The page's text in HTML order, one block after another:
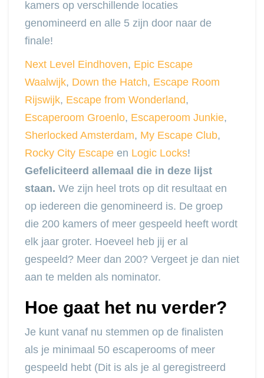
kamers op verschillende locaties
genomineerd en alle 5 zijn door naar de
finale!
Next Level Eindhoven, Epic Escape
Waalwijk, Down the Hatch, Escape Room
Rijswijk, Escape from Wonderland,
Escaperoom Groenlo, Escaperoom Junkie,
Sherlocked Amsterdam, My Escape Club,
Rocky City Escape en Logic Locks!
Gefeliciteerd allemaal die in deze lijst
staan. We zijn heel trots op dit resultaat en
op iedereen die genomineerd is. De groep
die 200 kamers of meer gespeeld heeft wordt
elk jaar groter. Hoeveel heb jij er al
gespeeld? Meer dan 200? Vergeet je dan niet
aan te melden als nominator.
Hoe gaat het nu verder?
Je kunt vanaf nu stemmen op de finalisten
als je minimaal 50 escaperooms of meer
gespeeld hebt (Dit is als je al geregistreerd